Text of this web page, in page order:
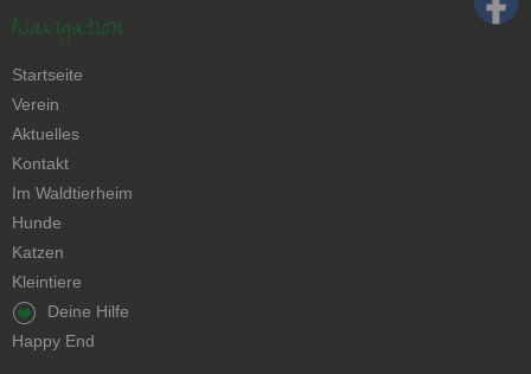
Navigation
Navigation
überspringen
Startseite
Verein
Aktuelles
Kontakt
Navigation
überspringen
Im Waldtierheim
Hunde
Katzen
Kleintiere
Navigation
überspringen
Deine Hilfe
Happy End